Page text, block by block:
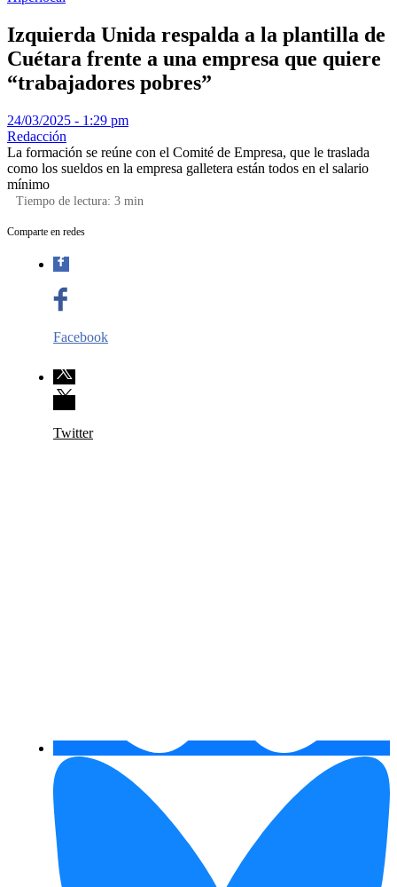
Izquierda Unida respalda a la plantilla de
Cuétara frente a una empresa que quiere
“trabajadores pobres”
24/03/2025 - 1:29 pm
Redacción
La formación se reúne con el Comité de Empresa, que le traslada
como los sueldos en la empresa galletera están todos en el salario
mínimo
Tiempo de lectura: 3 min
Comparte en redes
Facebook
Twitter